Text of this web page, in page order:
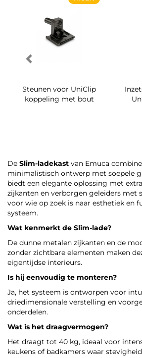
Steunen voor UniClip
koppeling met bout
De Slim-ladekast van Emuca
minimalistisch ontwerp met soepele
biedt een elegante oplossing met
zijkanten en verborgen geleiders met
voor wie op zoek is naar esthetiek en
systeem.
Wat kenmerkt de Slim-lade?
De dunne metalen zijkanten en de
zonder zichtbare elementen maken
eigentijdse interieurs.
Is hij eenvoudig te monteren?
Ja, het systeem is ontworpen voor
driedimensionale verstelling en
onderdelen.
Wat is het draagvermogen?
Het draagt tot 40 kg, ideaal voor
keukens of badkamers waar